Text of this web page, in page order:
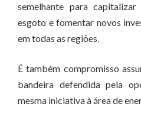
semelhante para
esgoto e fomentar novos
em todas as regiões.
É também compromisso
bandeira defendida pela
mesma iniciativa à área de